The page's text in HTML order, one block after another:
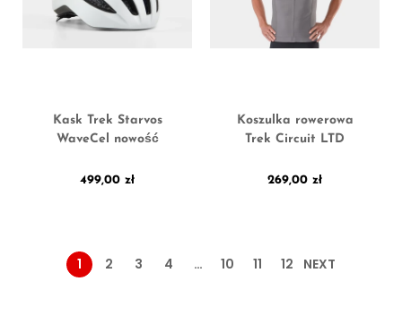
Kask Trek Starvos
WaveCel nowość
499,00 zł
Koszulka rowerowa
Trek Circuit LTD
269,00 zł
1 2 3 4 … 10 11 12 NEXT